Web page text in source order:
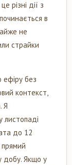
різні дії з
в
не
страйки
ефіру без
контекст,
Я
листопаді
до 12
добу. Якщо у